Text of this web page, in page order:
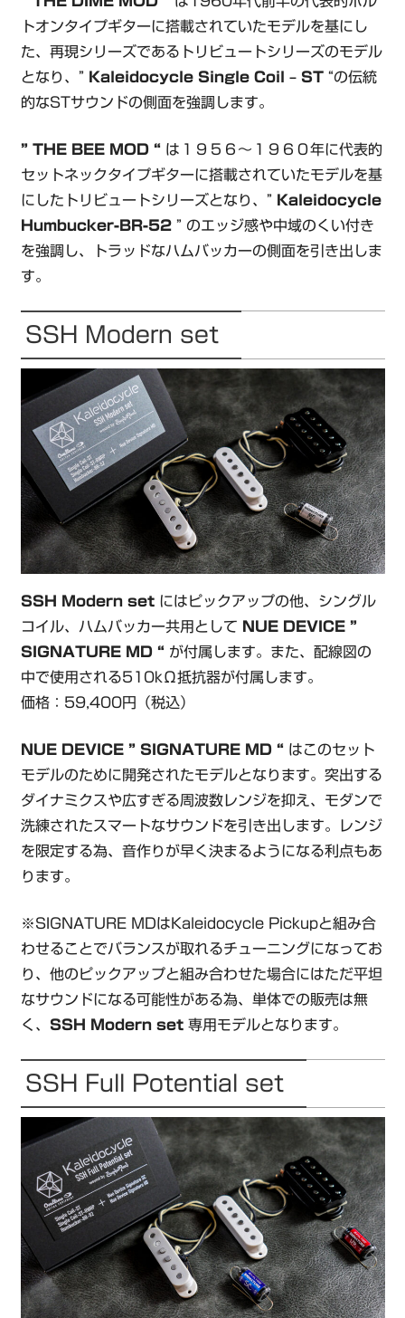
トオンタイプギターに搭載されていたモデルを基にし
た、再現シリーズであるトリビュートシリーズのモデル
となり、” Kaleidocycle Single Coil – ST“の伝統
的なSTサウンドの側面を強調します。
” THE BEE MOD “は１９５６～１９６０年に代表的
セットネックタイプギターに搭載されていたモデルを基
にしたトリビュートシリーズとなり、” Kaleidocycle
Humbucker-BR-52” のエッジ感や中域のくい付き
を強調し、トラッドなハムバッカーの側面を引き出しま
す。
SSH Modern set
SSH Modern setにはピックアップの他、シングル
コイル、ハムバッカー共用として NUE DEVICE ”
SIGNATURE MD “が付属します。また、配線図の
中で使用される510kΩ抵抗器が付属します。
価格：59,400円（税込）
NUE DEVICE ” SIGNATURE MD “はこのセット
モデルのために開発されたモデルとなります。突出する
ダイナミクスや広すぎる周波数レンジを抑え、モダンで
洗練されたスマートなサウンドを引き出します。レンジ
を限定する為、音作りが早く決まるようになる利点もあ
ります。
※SIGNATURE MDはKaleidocycle Pickupと組み合
わせることでバランスが取れるチューニングになってお
り、他のピックアップと組み合わせた場合にはただ平坦
なサウンドになる可能性がある為、単体での販売は無
く、 SSH Modern set専用モデルとなります。
SSH Full Potential set